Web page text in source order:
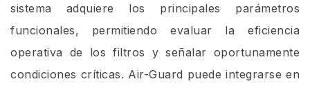
sistema adquiere los principales parámetros
funcionales, permitiendo evaluar la eficiencia
operativa de los filtros y señalar oportunamente
condiciones críticas. Air-Guard puede integrarse en